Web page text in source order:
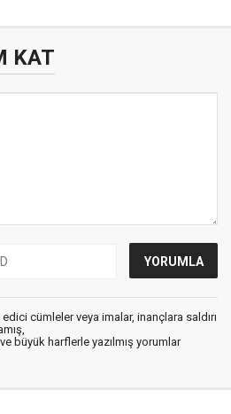
KAT
cümleler veya imalar, inançlara saldırı
büyük harflerle yazılmış yorumlar